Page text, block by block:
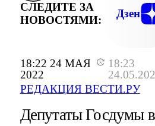
18:22 24 МАЯ
2022
18:23
РЕДАКЦИЯ ВЕСТИ.РУ
СЛЕДИТЕ ЗА
НОВОСТЯМИ:
Дзен
Депутаты Госдумы